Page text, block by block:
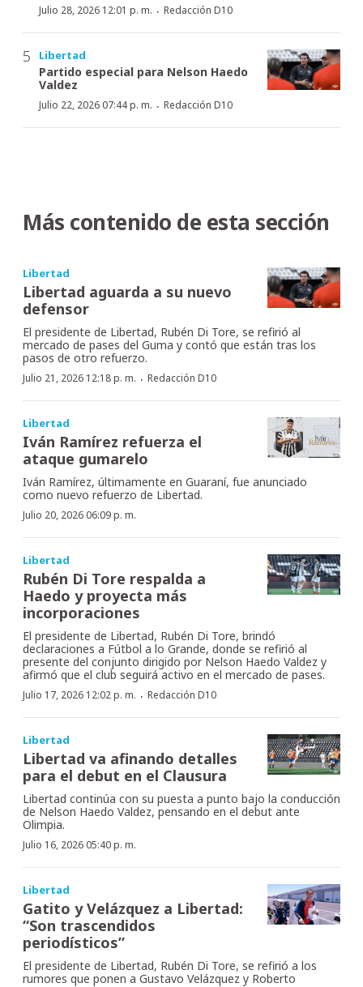
Julio 28, 2026 12:01 p. m. · Redacción D10
Libertad
Partido especial para Nelson Haedo
Valdez
Julio 22, 2026 07:44 p. m. · Redacción D10
Más contenido de esta sección
Libertad
Libertad aguarda a su nuevo
defensor
El presidente de Libertad, Rubén Di Tore, se refirió al
mercado de pases del Guma y contó que están tras los
pasos de otro refuerzo.
Julio 21, 2026 12:18 p. m. · Redacción D10
Libertad
Iván Ramírez refuerza el
ataque gumarelo
Iván Ramírez, últimamente en Guaraní, fue anunciado
como nuevo refuerzo de Libertad.
Julio 20, 2026 06:09 p. m.
Libertad
Rubén Di Tore respalda a
Haedo y proyecta más
incorporaciones
El presidente de Libertad, Rubén Di Tore, brindó
declaraciones a Fútbol a lo Grande, donde se refirió al
presente del conjunto dirigido por Nelson Haedo Valdez y
afirmó que el club seguirá activo en el mercado de pases.
Julio 17, 2026 12:02 p. m. · Redacción D10
Libertad
Libertad va afinando detalles
para el debut en el Clausura
Libertad continúa con su puesta a punto bajo la conducción
de Nelson Haedo Valdez, pensando en el debut ante
Olimpia.
Julio 16, 2026 05:40 p. m.
Libertad
Gatito y Velázquez a Libertad:
“Son trascendidos
periodísticos”
El presidente de Libertad, Rubén Di Tore, se refirió a los
rumores que ponen a Gustavo Velázquez y Roberto